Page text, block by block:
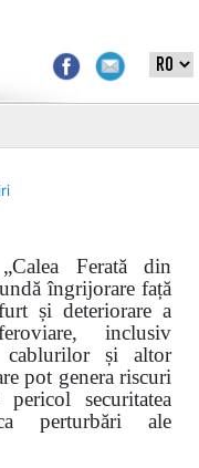
Ferată din
îngrijorare față
și deteriorare a
inclusiv
cablurilor și altor
pot genera riscuri
securitatea
perturbări ale